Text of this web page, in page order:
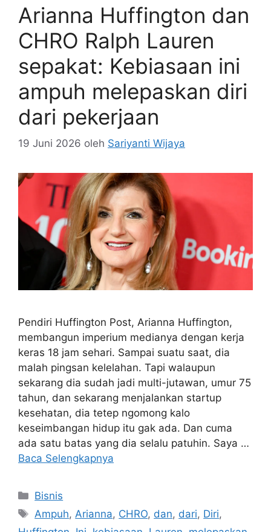
Arianna Huffington dan
CHRO Ralph Lauren
sepakat: Kebiasaan ini
ampuh melepaskan diri
dari pekerjaan
19 Juni 2026 oleh Sariyanti Wijaya
Pendiri Huffington Post, Arianna Huffington,
membangun imperium medianya dengan kerja
keras 18 jam sehari. Sampai suatu saat, dia
malah pingsan kelelahan. Tapi walaupun
sekarang dia sudah jadi multi-jutawan, umur 75
tahun, dan sekarang menjalankan startup
kesehatan, dia tetep ngomong kalo
keseimbangan hidup itu gak ada. Dan cuma
ada satu batas yang dia selalu patuhin. Saya …
Baca Selengkapnya
Kategori
Bisnis
Tag
Ampuh,Arianna, CHRO, dan, dari, Diri,